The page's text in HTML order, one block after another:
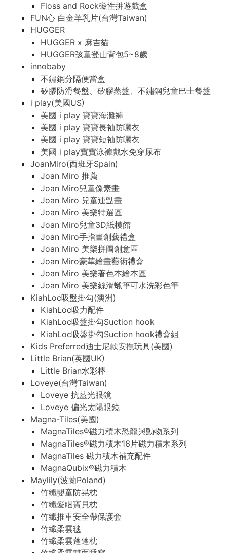
Floss and Rock磁性拼遊戲盒
FUN心 白金羊乳片(台灣Taiwan)
HUGGER
HUGGER x 麻吉貓
HUGGER孩童登山背包5~8歲
innobaby
不鏽鋼分隔便當盒
矽膠防滑餐盤、矽膠蒸盤、不鏽鋼兒童巴士餐盤
i play(美國US)
美國 i play 寶寶海灘褲
美國 i play 寶寶長袖防曬衣
美國 i play 寶寶短袖防曬衣
美國 i play寶寶泳褲戲水免穿尿布
JoanMiro(西班牙Spain)
Joan Miro 推薦
Joan Miro兒童像素畫
Joan Miro 兒童連點畫
Joan Miro 美樂特選區
Joan Miro兒童3D紙模館
Joan Miro手指畫創藝禮盒
Joan Miro 美樂拼圖創意區
Joan Miro豪華繪畫藝術禮盒
Joan Miro 美樂著色本繪本區
Joan Miro 美樂絲滑蠟筆可水洗彩色筆
KiahLoc吸盤掛勾(澳洲)
KiahLoc吸力配件
KiahLoc吸盤掛勾Suction hook
KiahLoc吸盤掛勾Suction hook禮盒組
Kids Preferred迪士尼款安撫玩具(美國)
Little Brian(英國UK)
Little Brian水彩棒
Loveye(台灣Taiwan)
Loveye 抗藍光眼鏡
Loveye 偏光太陽眼鏡
Magna-Tiles(美國)
MagnaTiles®磁力積木恐龍與動物系列
MagnaTiles®磁力積木16片磁力積木系列
MagnaTiles 磁力積木補充配件
MagnaQubix®磁力積木
Maylily(波蘭Poland)
竹纖嬰童防晃枕
竹纖愛睏寶貝枕
竹纖推車安全帶保護套
竹纖柔雲毯
竹纖柔雲蓬蓬枕